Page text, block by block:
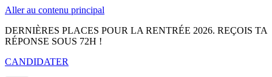
Aller au contenu principal
DERNIÈRES PLACES POUR LA RENTRÉE 2026. REÇOIS TA
RÉPONSE SOUS 72H !
CANDIDATER